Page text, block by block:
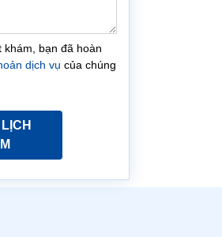
khám, bạn đã hoàn
dịch vụ của chúng